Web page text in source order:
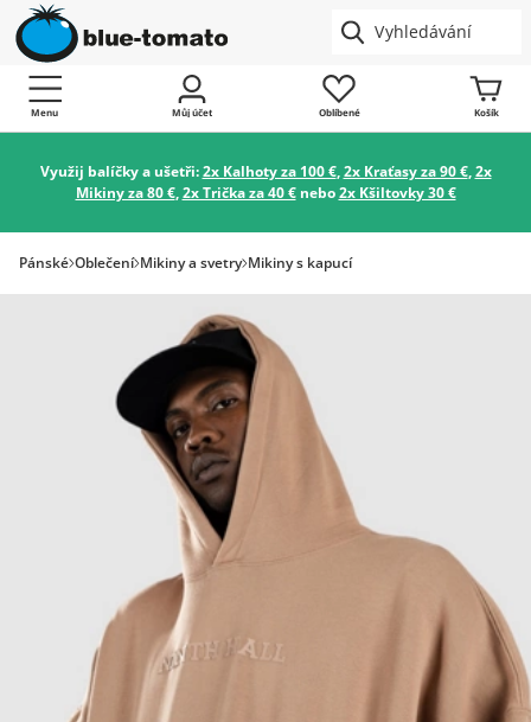
Menu Můj účet Oblíbené Košík
Využij balíčky a ušetři:2x Kalhoty za 100 €,2x Kraťasy za 90 €,2x
Mikiny za 80 €,2x Trička za 40 €nebo2x Kšiltovky 30 €
Pánské Oblečení Mikiny a svetry Mikiny s kapucí